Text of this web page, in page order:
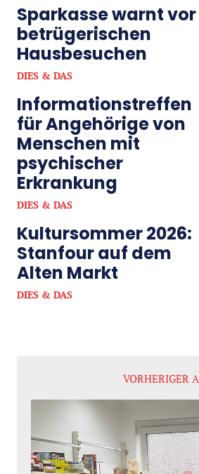
Sparkasse warnt vor
betrügerischen
Hausbesuchen
DIES & DAS
Informationstreffen
für Angehörige von
Menschen mit
psychischer
Erkrankung
DIES & DAS
Kultursommer 2026:
Stanfour auf dem
Alten Markt
DIES & DAS
VORHERIGER